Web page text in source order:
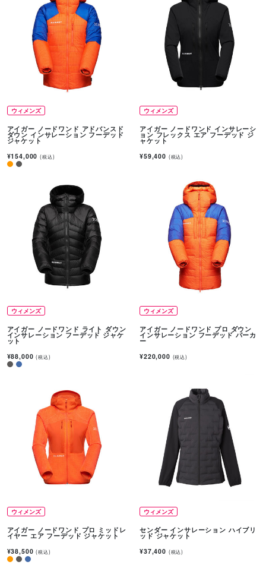
ウィメンズ
アイガー ノードワンド アドバンスド
ダウン インサレーション フーデッド
ジャケット
¥154,000(税込)
ウィメンズ
アイガー ノードワンド インサレーシ
ョン フレックス エア フーデッド ジ
ャケット
¥59,400 (税込)
ウィメンズ
アイガー ノードワンド ライト ダウン
インサレーション フーデッド ジャケ
ット
¥88,000(税込)
ウィメンズ
アイガー ノードワンド プロ ダウン
インサレーション フーデッド パーカ
ー
¥220,000 (税込)
ウィメンズ
アイガー ノードワンド プロ ミッドレ
イヤー エア フーデッド ジャケット
¥38,500(税込)
ウィメンズ
センダー インサレーション ハイブリ
ッド ジャケット
¥37,400 (税込)